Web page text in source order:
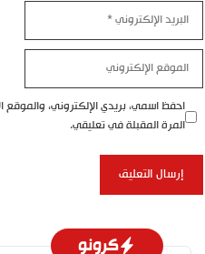
احفظ اسمي، بريدي الإلكتروني، والموقع
المرة المقبلة في تعليقي.
كرونو